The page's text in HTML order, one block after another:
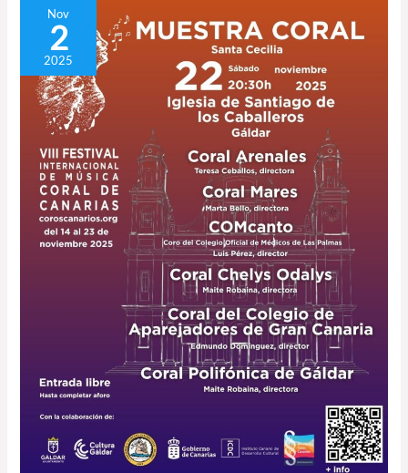
Nov
2
2025
Muestra
sacra
Santa
Cecilia
Gáldar